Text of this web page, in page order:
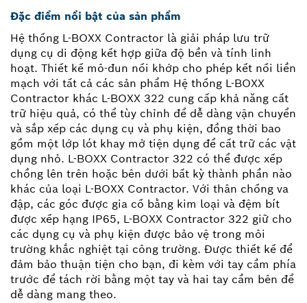
Đặc điểm nổi bật của sản phẩm
Hệ thống L-BOXX Contractor là giải pháp lưu trữ
dụng cụ di động kết hợp giữa độ bền và tính linh
hoạt. Thiết kế mô-đun nối khớp cho phép kết nối liền
mạch với tất cả các sản phẩm Hệ thống L-BOXX
Contractor khác L-BOXX 322 cung cấp khả năng cất
trữ hiệu quả, có thể tùy chỉnh để dễ dàng vận chuyển
và sắp xếp các dụng cụ và phụ kiện, đồng thời bao
gồm một lớp lót khay mở tiện dụng để cất trữ các vật
dụng nhỏ. L-BOXX Contractor 322 có thể được xếp
chồng lên trên hoặc bên dưới bất kỳ thành phần nào
khác của loại L-BOXX Contractor. Với thân chống va
đập, các góc được gia cố bằng kim loại và đệm bít
được xếp hạng IP65, L-BOXX Contractor 322 giữ cho
các dụng cụ và phụ kiện được bảo vệ trong môi
trường khắc nghiệt tại công trường. Được thiết kế để
đảm bảo thuận tiện cho bạn, đi kèm với tay cầm phía
trước để tách rời bằng một tay và hai tay cầm bên để
dễ dàng mang theo.